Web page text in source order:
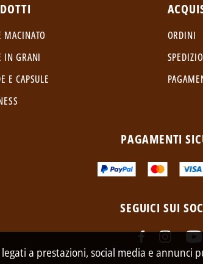
a prestazioni, social media e
MACINATO
IN GRANI
E CAPSULE
ORDINI
PAGAMENTI
SEGUICI SUI